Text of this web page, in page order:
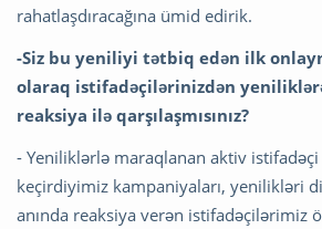
rahatlaşdıracağına ümid edirik.
-Siz bu yeniliyi tətbiq edən ilk
olaraq istifadəçilərinizdən yeniliklərə
reaksiya ilə qarşılaşmısınız?
- Yeniliklərlə maraqlanan aktiv
keçirdiyimiz kampaniyaları, yenilikləri
anında reaksiya verən istifadəçilərimiz